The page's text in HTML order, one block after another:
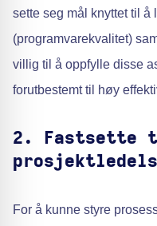
sette seg mål knyttet til å
(programvarekvalitet)
villig til å oppfylle disse
forutbestemt til høy
2. Fastsette
For å kunne styre